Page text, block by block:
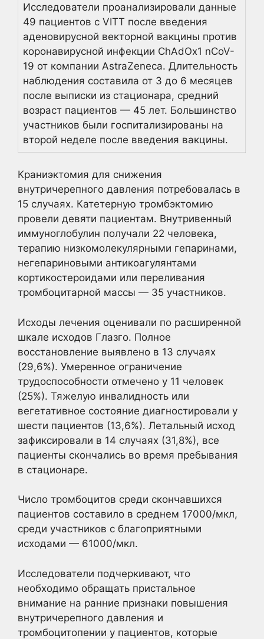
Исследователи проанализировали данные
49 пациентов с VITT после введения
аденовирусной векторной вакцины против
коронавирусной инфекции ChAdOx1 nCoV-
19 от компании AstraZeneca. Длительность
наблюдения составила от 3 до 6 месяцев
после выписки из стационара, средний
возраст пациентов — 45 лет. Большинство
участников были госпитализированы на
второй неделе после введения вакцины.
Краниэктомия для снижения
внутричерепного давления потребовалась в
15 случаях. Катетерную тромбэктомию
провели девяти пациентам. Внутривенный
иммуноглобулин получали 22 человека,
терапию низкомолекулярными гепаринами,
негепариновыми антикоагулянтами
кортикостероидами или переливания
тромбоцитарной массы — 35 участников.
Исходы лечения оценивали по расширенной
шкале исходов Глазго. Полное
восстановление выявлено в 13 случаях
(29,6%). Умеренное ограничение
трудоспособности отмечено у 11 человек
(25%). Тяжелую инвалидность или
вегетативное состояние диагностировали у
шести пациентов (13,6%). Летальный исход
зафиксировали в 14 случаях (31,8%), все
пациенты скончались во время пребывания
в стационаре.
Число тромбоцитов среди скончавшихся
пациентов составило в среднем 17000/мкл,
среди участников с благоприятными
исходами — 61000/мкл.
Исследователи подчеркивают, что
необходимо обращать пристальное
внимание на ранние признаки повышения
внутричерепного давления и
тромбоцитопении у пациентов, которые